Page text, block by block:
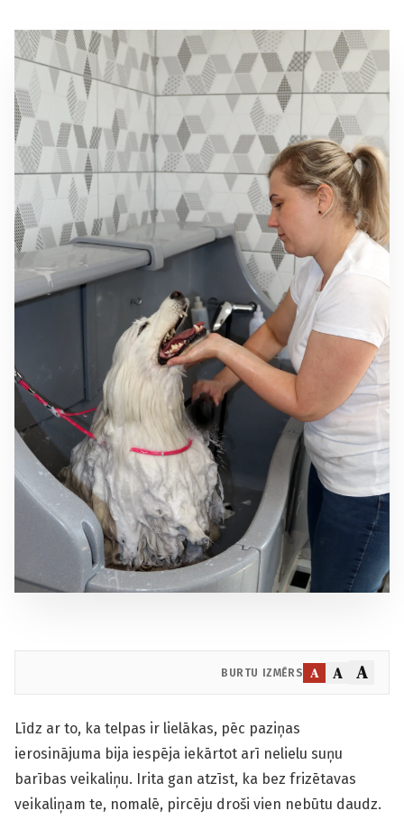
BURTU IZMĒRS A A A
Līdz ar to, ka telpas ir lielākas, pēc paziņas
ierosinājuma bija iespēja iekārtot arī nelielu suņu
barības veikaliņu. Irita gan atzīst, ka bez frizētavas
veikaliņam te, nomalē, pircēju droši vien nebūtu daudz.